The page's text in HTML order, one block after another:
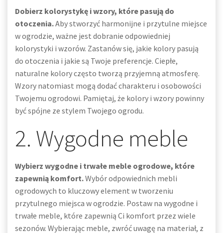
Dobierz kolorystykę i wzory, które pasują do
otoczenia.Aby stworzyć harmonijne i przytulne miejsce
w ogrodzie, ważne jest dobranie odpowiedniej
kolorystyki i wzorów. Zastanów się, jakie kolory pasują
do otoczenia i jakie są Twoje preferencje. Ciepłe,
naturalne kolory często tworzą przyjemną atmosferę.
Wzory natomiast mogą dodać charakteru i osobowości
Twojemu ogrodowi. Pamiętaj, że kolory i wzory powinny
być spójne ze stylem Twojego ogrodu.
2. Wygodne meble
Wybierz wygodne i trwałe meble ogrodowe, które
zapewnią komfort.Wybór odpowiednich mebli
ogrodowych to kluczowy element w tworzeniu
przytulnego miejsca w ogrodzie. Postaw na wygodne i
trwałe meble, które zapewnią Ci komfort przez wiele
sezonów. Wybierając meble, zwróć uwagę na materiał, z